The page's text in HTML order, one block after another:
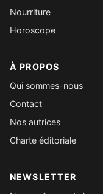
Nourriture
Horoscope
À PROPOS
Qui sommes-nous
Contact
Nos autrices
Charte éditoriale
NEWSLETTER